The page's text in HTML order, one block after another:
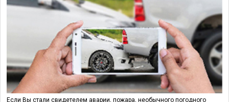
Если Вы стали свидетелем аварии, пожара, необычного погодного